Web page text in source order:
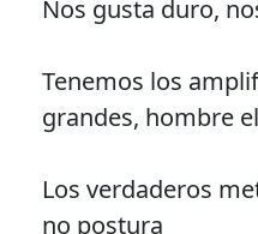
Nos gusta duro,
Tenemos los
grandes, hombre
Los verdaderos
no postura